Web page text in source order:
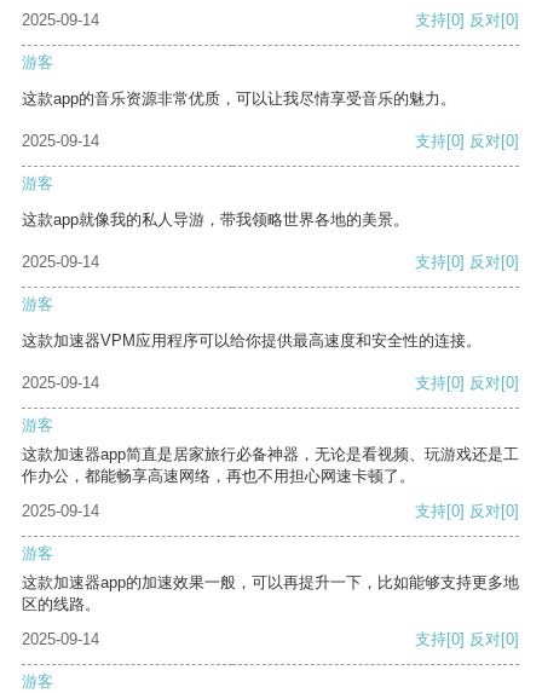
2025-09-14 支持[0] 反对[0]
游客
这款app的音乐资源非常优质，可以让我尽情享受音乐的魅力。
2025-09-14 支持[0] 反对[0]
游客
这款app就像我的私人导游，带我领略世界各地的美景。
2025-09-14 支持[0] 反对[0]
游客
这款加速器VPM应用程序可以给你提供最高速度和安全性的连接。
2025-09-14 支持[0] 反对[0]
游客
这款加速器app简直是居家旅行必备神器，无论是看视频、玩游戏还是工
作办公，都能畅享高速网络，再也不用担心网速卡顿了。
2025-09-14
支持[0] 反对[0]
游客
这款加速器app的加速效果一般，可以再提升一下，比如能够支持更多地
区的线路。
2025-09-14
支持[0] 反对[0]
游客